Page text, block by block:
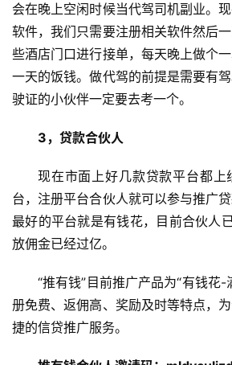
首
页
会在晚上空闲时候当代驾司机副业。
软件，我们只需要注册相关软件然后
些酒店门口进行接单，每天晚上做个
一天的饭钱。做代驾的前提是需要有
驶证的小伙伴一定要去考一个。
3，贷款合伙人
现在市面上好几款贷款平台都上
台，注册平台合伙人就可以参与推广
最好的平台就是有钱花，目前合伙人
放佣金已经过亿。
“推有钱”目前推广产品为“有钱花-
册免费、返佣高、奖励及时等特点，
捷的信贷推广服务。